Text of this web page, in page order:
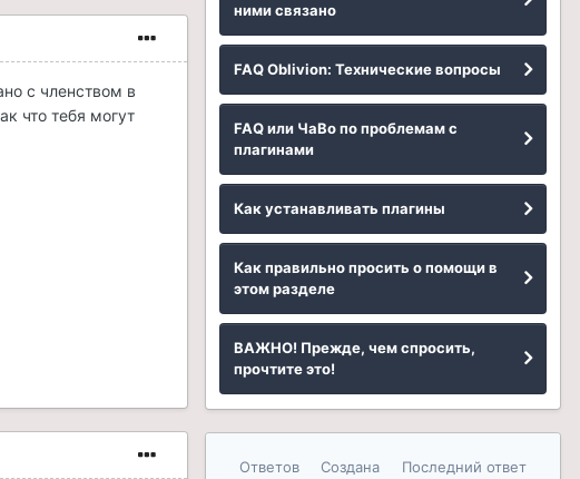
с членством в
что тебя могут
ними связано
FAQ Oblivion: Технические вопросы
FAQ или ЧаВо по проблемам с
плагинами
Как устанавливать плагины
Как правильно просить о помощи в
этом разделе
ВАЖНО! Прежде, чем спросить,
прочтите это!
Ответов Создана Последний ответ